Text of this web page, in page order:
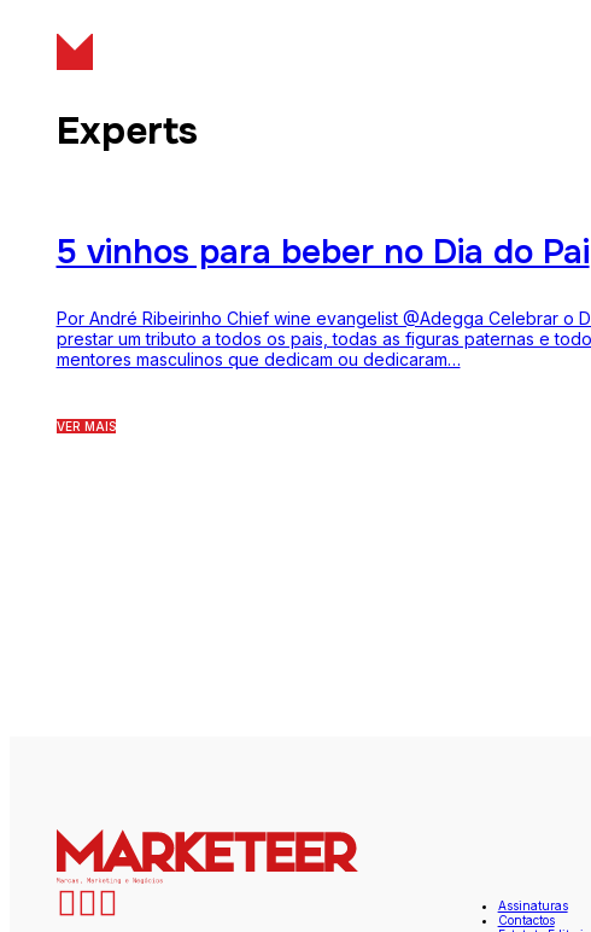
Experts
5 vinhos para beber no Dia do Pai
Por André Ribeirinho Chief wine evangelist @Adegga Celebrar o
prestar um tributo a todos os pais, todas as figuras paternas e
mentores masculinos que dedicam ou dedicaram…
VER MAIS
Assinaturas
Contactos